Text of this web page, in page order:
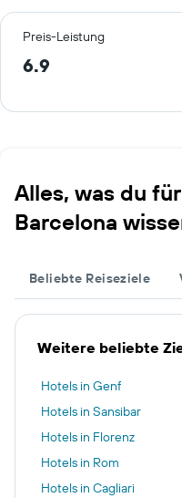
Preis-Leistung
6.9
Alles, was du
Barcelona
Beliebte Reiseziele
Weitere beliebte
Hotels in Genf
Hotels in Sansibar
Hotels in Florenz
Hotels in Rom
Hotels in Cagliari